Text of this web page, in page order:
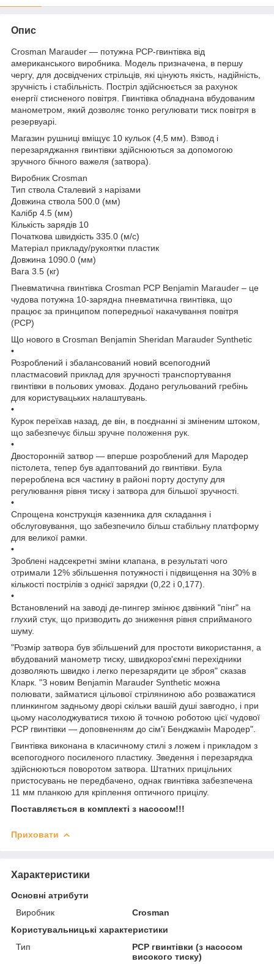
Опис
Crosman Marauder ― потужна PCP-гвинтівка від
американського виробника. Модель призначена, в першу
чергу, для досвідчених стрільців, які цінують якість, надійність,
зручність і стабільність. Постріл здійснюється за рахунок
енергії стисненого повітря. Гвинтівка обладнана вбудованим
манометром, який дозволяє тонко регулювати тиск повітря в
резервуарі.
Магазин рушниці вміщує 10 кульок (4,5 мм). Взвод і
перезаряджання гвинтівки здійснюються за допомогою
зручного бічного важеля (затвора).
Виробник Crosman
Тип ствола Сталевий з нарізами
Довжина ствола 500.0 (мм)
Калібр 4.5 (мм)
Кількість зарядів 10
Початкова швидкість 335.0 (м/с)
Матеріал прикладу/рукоятки пластик
Довжина 1090.0 (мм)
Вага 3.5 (кг)
Пневматична гвинтівка Crosman PCP Benjamin Marauder – це
чудова потужна 10-зарядна пневматична гвинтівка, що
працює за принципом попередньої накачування повітря
(РСР)
Що нового в Crosman Benjamin Sheridan Marauder Synthetic
•
Розроблений і збалансований новий всепогодний
пластмасовий приклад для зручності транспортування
гвинтівки в польових умовах. Додано регульований гребінь
для користувацьких налаштувань.
•
Курок переїхав назад, де він, в поєднанні зі зміненим штоком,
що забезпечує більш зручне положення рук.
•
Двосторонній затвор ― вперше розроблений для Мародер
пістолета, тепер був адаптований до гвинтівки. Була
перероблена вся частину в районі порту доступу для
регулювання рівня тиску і затвора для більшої зручності.
•
Спрощена конструкція казенника для складання і
обслуговування, що забезпечило більш стабільну платформу
для великої рамки.
•
Зроблені надсекретні зміни клапана, в результаті чого
отримали 12% збільшення потужності і підвищення на 30% в
кількості пострілів з однієї зарядки (0,22 і 0,177).
•
Встановлений на заводі де-пингер змінює дзвінкий "пінг" на
глухий стук, що призводить до зниження рівня сприйманого
шуму.
"Розмір затвора був збільшений для простоти використання, а
вбудований манометр тиску, швидкороз'ємні перехідники
дозволяють швидко і легко перезарядити це зброя" сказав
Кларк. "З новим Benjamin Marauder Synthetic можна
полювати, займатися цільової стріляниною або розважатися
плинкингом задньому дворі скільки вашій душі завгодно, і при
цьому насолоджуватися тихою й точною роботою цієї чудової
PCP гвинтівки ― доповненням до сім'ї Бенджамін Мародер".
Гвинтівка виконана в класичному стилі з ложем і прикладом з
всепогодного посиленого пластику. Зведення і перезарядка
здійснюються поворотом затвора. Штатних прицільних
пристосувань не передбачено, однак гвинтівка забезпечена
11 мм планкою для кріплення оптичного прицілу.
Поставляється в комплекті з насосом!!!
Приховати
Характеристики
Основні атрибути
Виробник
Crosman
Користувальницькі характеристики
Тип
PCP гвинтівки (з насосом
високого тиску)